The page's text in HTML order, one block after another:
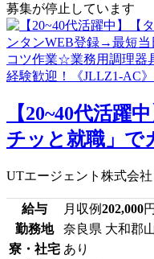
募集が停止しています
【20~40代活躍
チッと就職」
UTエージェント株式会社
給与 月収例202,000円
勤務地
奈良県 大和郡
寮・社宅 あり